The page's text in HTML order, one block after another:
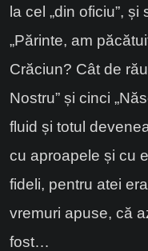
la cel „din oficiu”, și
„Părinte, am
Crăciun? Cât de
Nostru” și cinci „
fluid și totul
cu aproapele și cu
fideli, pentru atei
vremuri apuse, că
fost…